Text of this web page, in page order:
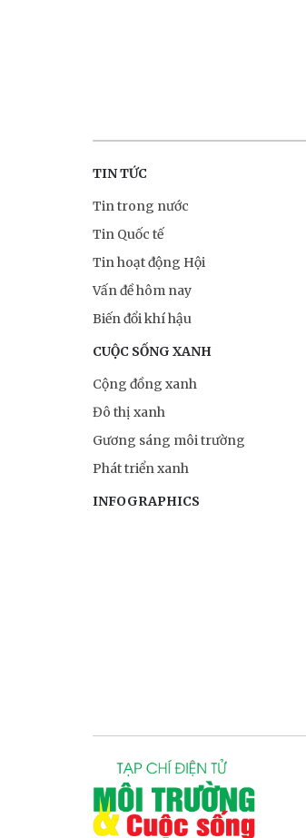
TIN TỨC
Tin trong nước
Tin Quốc tế
Tin hoạt động Hội
Vấn đề hôm nay
Biến đổi khí hậu
CUỘC SỐNG XANH
Cộng đồng xanh
Đô thị xanh
Gương sáng môi trường
Phát triển xanh
INFOGRAPHICS